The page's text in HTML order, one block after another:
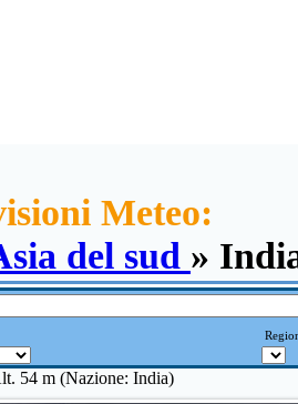
Meteo:
del sud »
54 m (Nazione: India)